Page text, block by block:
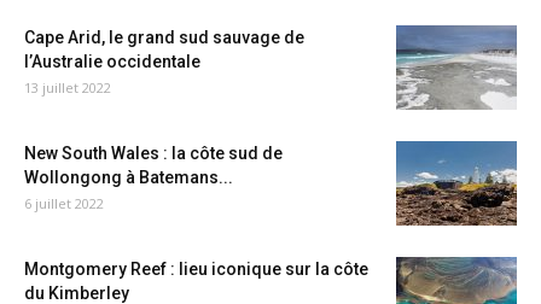
Cape Arid, le grand sud sauvage de
l’Australie occidentale
13 juillet 2022
New South Wales : la côte sud de
Wollongong à Batemans...
6 juillet 2022
Montgomery Reef : lieu iconique sur la côte
du Kimberley